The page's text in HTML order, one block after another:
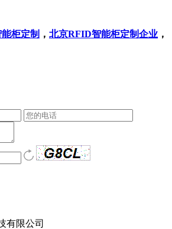
柜定制 ， 北京RFID智能柜定制企业 ，
有限公司